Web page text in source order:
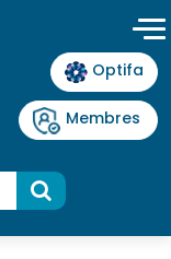
Optifa
Membres